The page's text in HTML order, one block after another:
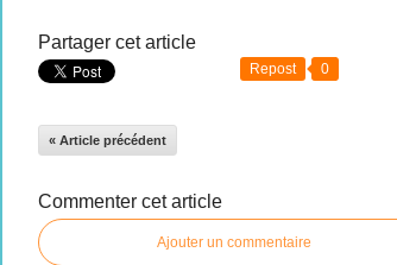
Partager cet article
Repost 0
« Article précédent
Commenter cet article
Ajouter un commentaire